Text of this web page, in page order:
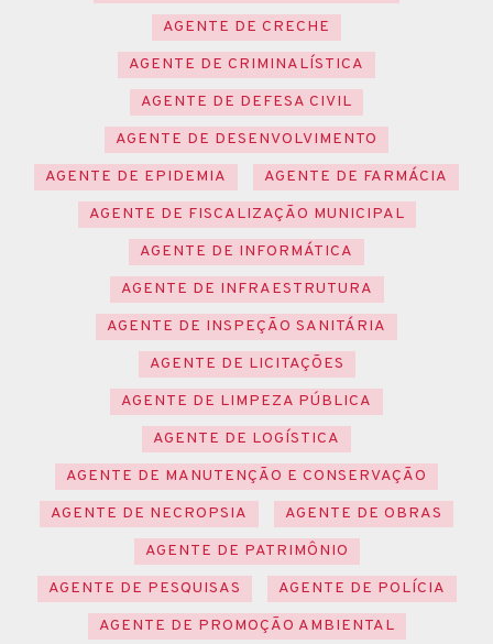
AGENTE DE CRECHE
AGENTE DE CRIMINALÍSTICA
AGENTE DE DEFESA CIVIL
AGENTE DE DESENVOLVIMENTO
AGENTE DE EPIDEMIA
AGENTE DE FARMÁCIA
AGENTE DE FISCALIZAÇÃO MUNICIPAL
AGENTE DE INFORMÁTICA
AGENTE DE INFRAESTRUTURA
AGENTE DE INSPEÇÃO SANITÁRIA
AGENTE DE LICITAÇÕES
AGENTE DE LIMPEZA PÚBLICA
AGENTE DE LOGÍSTICA
AGENTE DE MANUTENÇÃO E CONSERVAÇÃO
AGENTE DE NECROPSIA
AGENTE DE OBRAS
AGENTE DE PATRIMÔNIO
AGENTE DE PESQUISAS
AGENTE DE POLÍCIA
AGENTE DE PROMOÇÃO AMBIENTAL